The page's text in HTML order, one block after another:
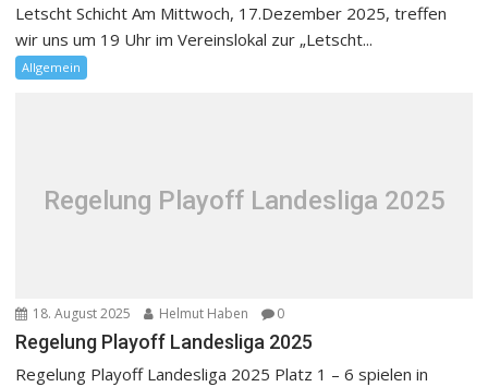
Letscht Schicht Am Mittwoch, 17.Dezember 2025, treffen
wir uns um 19 Uhr im Vereinslokal zur „Letscht...
Allgemein
Regelung Playoff Landesliga 2025
18. August 2025 Helmut Haben 0
Regelung Playoff Landesliga 2025
Regelung Playoff Landesliga 2025 Platz 1 – 6 spielen in